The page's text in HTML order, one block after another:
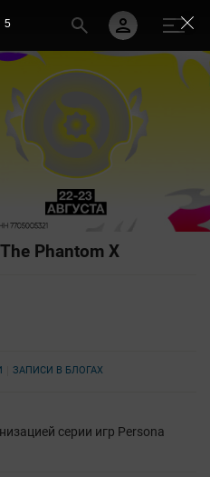
Phantom X
ЗАПИСИ В БЛОГАХ
серии игр Persona
5